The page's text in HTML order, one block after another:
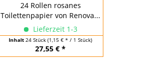
24 Rollen rosanes
Toilettenpapier von Renova...
Lieferzeit 1-3
Inhalt 24 Stück (1,15 € * / 1 Stück)
27,55 € *